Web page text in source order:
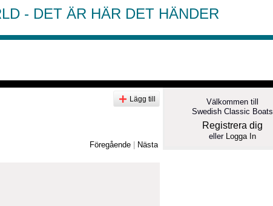
- DET ÄR HÄR DET HÄNDER
Lägg till
Föregående Nästa
Välkommen till
Swedish Classic Boats
Registrera dig
eller Logga In